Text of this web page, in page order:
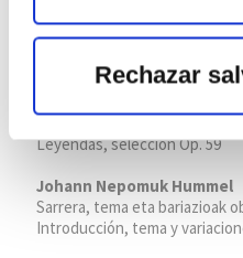
Rechazar
La naturaleza canta
Lugar:Palacio Euskalduna
Elezaharrak, hautaketa Op. 59
Leyendas, selección Op. 59
Johann Nepomuk Hummel
Sarrera, tema eta bariazioak
Introducción, tema y